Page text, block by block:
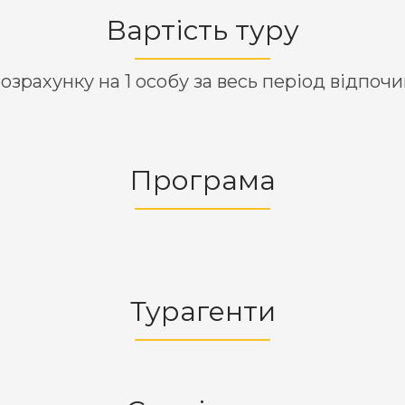
Вартість туру
на 1 особу за весь період
Програма
Турагенти